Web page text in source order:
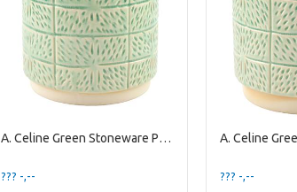
A. Celine Green Stoneware Pot ES-15
??? -,-- ??? -,--